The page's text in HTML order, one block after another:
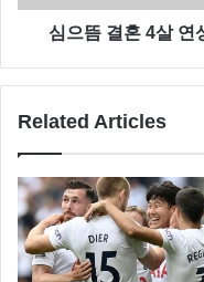
심으뜸 결혼 4살 연
Related Articles